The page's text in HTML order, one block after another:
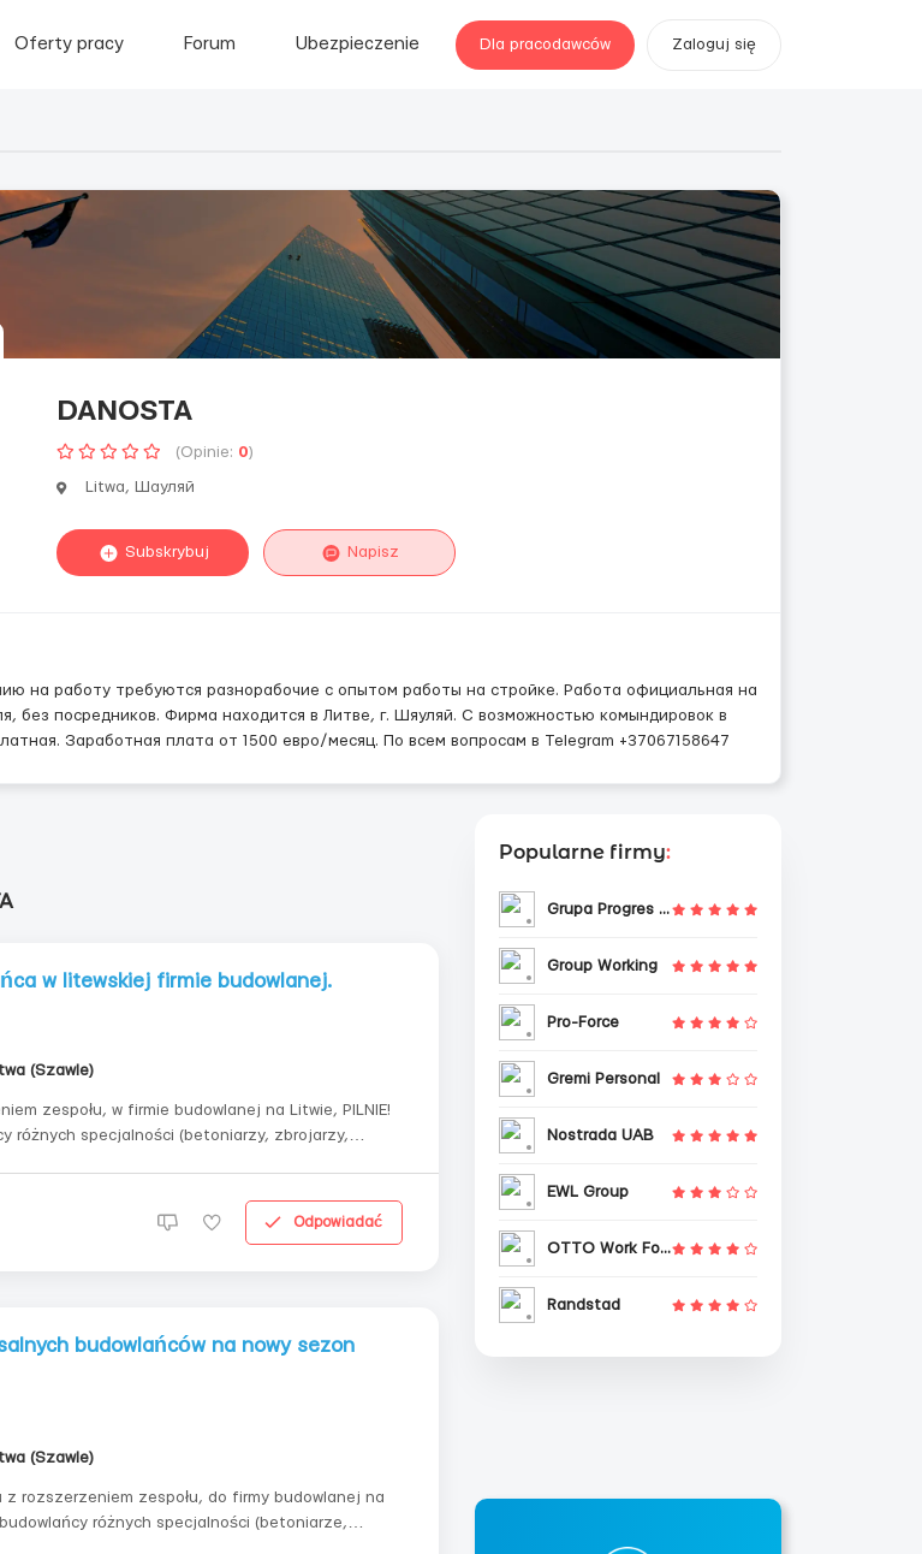
Oferty pracy Forum Ubezpieczenie Dla pracodawców Zaloguj się
DANOSTA
(Opinie: 0)
Litwa, Шауляй
Subskrybuj Napisz
на работу требуются разнорабочие с опытом работы на стройке. Работа официальная на
без посредников. Фирма находится в Литве, г. Шяуляй. С возможностью комындировок в
Заработная плата от 1500 евро/месяц. По всем вопросам в Telegram +37067158647
w litewskiej firmie budowlanej.
(Szawle)
zespołu, w firmie budowlanej na Litwie, PILNIE!
różnych specjalności (betoniarzy, zbrojarzy,
Odpowiadać
budowlańców na nowy sezon
(Szawle)
różnych specjalności (betoniarze,
Popularne firmy:
Grupa Progres Sp. z o.o.
Group Working
Pro-Force
Gremi Personal
Nostrada UAB
EWL Group
OTTO Work Force
Randstad